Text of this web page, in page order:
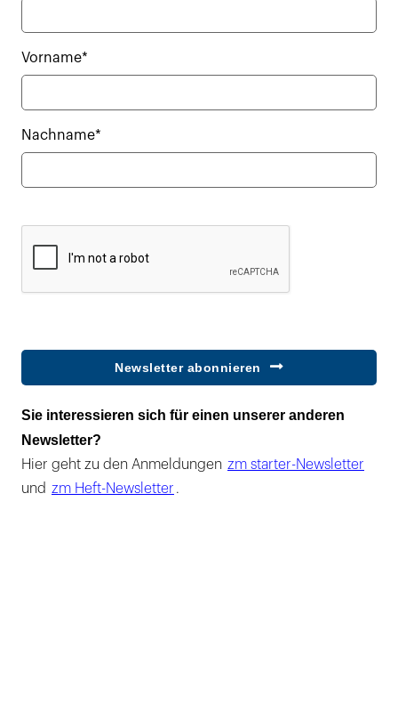
Vorname*
Nachname*
Newsletter abonnieren
Sie interessieren sich für einen unserer anderen
Newsletter?
Hier geht zu den Anmeldungen zm starter-Newsletter
und zm Heft-Newsletter .